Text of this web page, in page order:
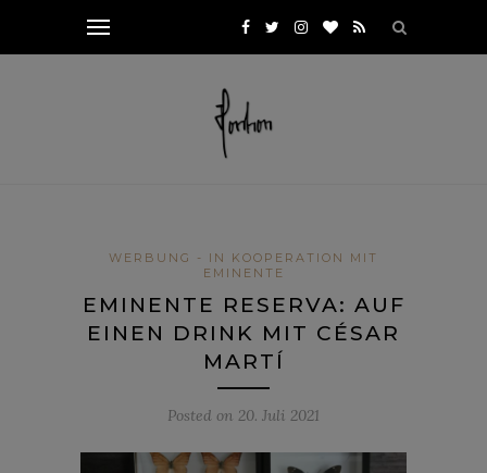
WERBUNG - IN KOOPERATION MIT
EMINENTE
EMINENTE RESERVA: AUF
EINEN DRINK MIT CÉSAR
MARTÍ
Posted on 20. Juli 2021